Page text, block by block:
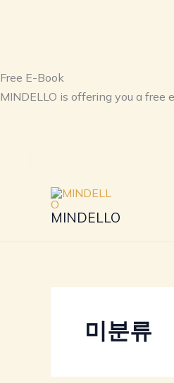
Free E-Book
MINDELLO is offering you a free
MINDELLO
미분류